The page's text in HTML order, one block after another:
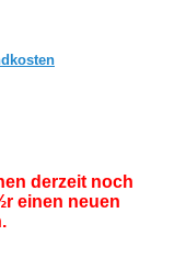
derzeit noch
einen neuen